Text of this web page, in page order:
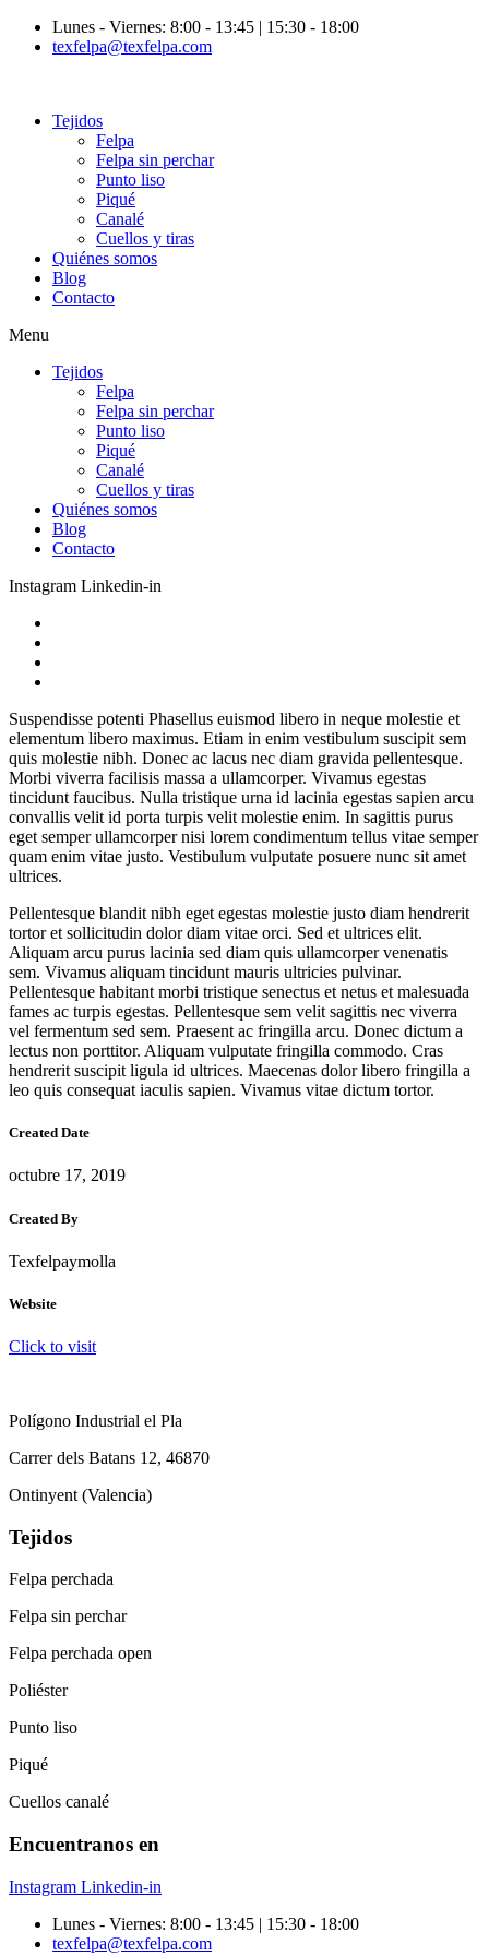
Lunes - Viernes: 8:00 - 13:45 | 15:30 - 18:00
texfelpa@texfelpa.com
Tejidos
Felpa
Felpa sin perchar
Punto liso
Piqué
Canalé
Cuellos y tiras
Quiénes somos
Blog
Contacto
Menu
Tejidos
Felpa
Felpa sin perchar
Punto liso
Piqué
Canalé
Cuellos y tiras
Quiénes somos
Blog
Contacto
Instagram Linkedin-in
Suspendisse potenti Phasellus euismod libero in neque molestie et
elementum libero maximus. Etiam in enim vestibulum suscipit sem
quis molestie nibh. Donec ac lacus nec diam gravida pellentesque.
Morbi viverra facilisis massa a ullamcorper. Vivamus egestas
tincidunt faucibus. Nulla tristique urna id lacinia egestas sapien arcu
convallis velit id porta turpis velit molestie enim. In sagittis purus
eget semper ullamcorper nisi lorem condimentum tellus vitae semper
quam enim vitae justo. Vestibulum vulputate posuere nunc sit amet
ultrices.
Pellentesque blandit nibh eget egestas molestie justo diam hendrerit
tortor et sollicitudin dolor diam vitae orci. Sed et ultrices elit.
Aliquam arcu purus lacinia sed diam quis ullamcorper venenatis
sem. Vivamus aliquam tincidunt mauris ultricies pulvinar.
Pellentesque habitant morbi tristique senectus et netus et malesuada
fames ac turpis egestas. Pellentesque sem velit sagittis nec viverra
vel fermentum sed sem. Praesent ac fringilla arcu. Donec dictum a
lectus non porttitor. Aliquam vulputate fringilla commodo. Cras
hendrerit suscipit ligula id ultrices. Maecenas dolor libero fringilla a
leo quis consequat iaculis sapien. Vivamus vitae dictum tortor.
Created Date
octubre 17, 2019
Created By
Texfelpaymolla
Website
Click to visit
Polígono Industrial el Pla
Carrer dels Batans 12, 46870
Ontinyent (Valencia)
Tejidos
Felpa perchada
Felpa sin perchar
Felpa perchada open
Poliéster
Punto liso
Piqué
Cuellos canalé
Encuentranos en
Instagram Linkedin-in
Lunes - Viernes: 8:00 - 13:45 | 15:30 - 18:00
texfelpa@texfelpa.com